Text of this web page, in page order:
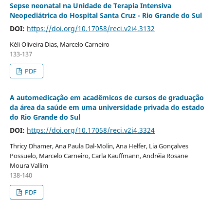
Sepse neonatal na Unidade de Terapia Intensiva
Neopediátrica do Hospital Santa Cruz - Rio Grande do Sul
DOI: https://doi.org/10.17058/reci.v2i4.3132
Kéli Oliveira Dias, Marcelo Carneiro
133-137
PDF
A automedicação em acadêmicos de cursos de graduação
da área da saúde em uma universidade privada do estado
do Rio Grande do Sul
DOI: https://doi.org/10.17058/reci.v2i4.3324
Thricy Dhamer, Ana Paula Dal-Molin, Ana Helfer, Lia Gonçalves
Possuelo, Marcelo Carneiro, Carla Kauffmann, Andréia Rosane
Moura Vallim
138-140
PDF